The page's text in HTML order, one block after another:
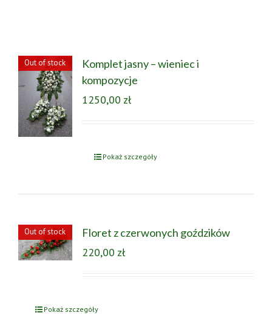
Out of stock
Komplet jasny – wieniec i
kompozycje
1250,00 zł
Pokaż szczegóły
Out of stock Floret z czerwonych goździków
220,00 zł
Pokaż szczegóły